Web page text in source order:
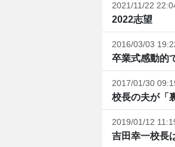
2021/11/22
2022志望
2016/03/03
卒業式感動的
2017/01/30
校長の夫が「
2019/01/12
吉田幸一校長